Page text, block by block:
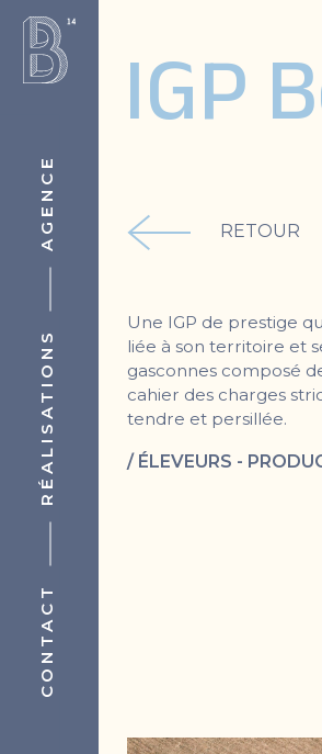
CONTACT
RÉALISATIONS
AGENCE
IGP
RETOUR
Une IGP de prestige
liée à son territoire et
gasconnes composé
cahier des charges
tendre et persillée.
/ ÉLEVEURS -